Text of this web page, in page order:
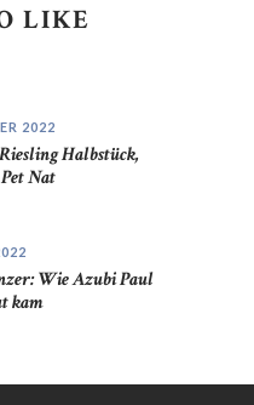
LIKE
2022
Halbstück,
Nat
Wie Azubi Paul
kam